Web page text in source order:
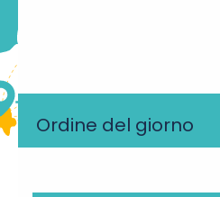
Ordine del giorno